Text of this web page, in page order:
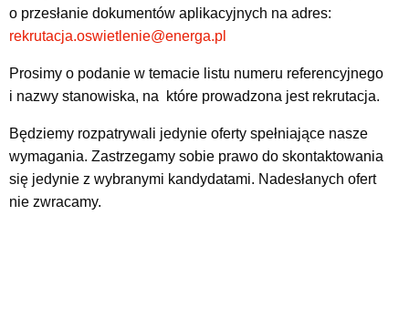
o przesłanie dokumentów aplikacyjnych na adres:
rekrutacja.oswietlenie@energa.pl
Prosimy o podanie w temacie listu numeru referencyjnego
i nazwy stanowiska, na które prowadzona jest rekrutacja.
Będziemy rozpatrywali jedynie oferty spełniające nasze
wymagania. Zastrzegamy sobie prawo do skontaktowania
się jedynie z wybranymi kandydatami. Nadesłanych ofert
nie zwracamy.